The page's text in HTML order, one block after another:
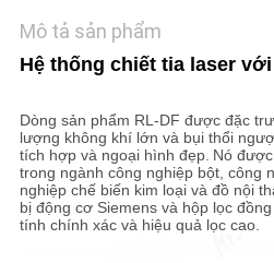
РУССКИЙ
SƠ
ĐỒ
TRANG
Mô tả sản phẩm
Hệ thống chiết tia laser
Dòng sản phẩm RL-DF được đặc
lượng không khí lớn và bụi thổi
tích hợp và ngoại hình đẹp. Nó
trong ngành công nghiệp bột, công
nghiệp chế biến kim loại và đồ nội
bị động cơ Siemens và hộp lọc
tính chính xác và hiệu quả lọc cao.